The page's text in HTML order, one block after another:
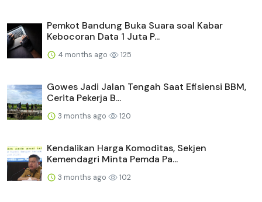
Pemkot Bandung Buka Suara soal Kabar
Kebocoran Data 1 Juta P...
4 months ago 125
Gowes Jadi Jalan Tengah Saat Efisiensi BBM,
Cerita Pekerja B...
3 months ago 120
Kendalikan Harga Komoditas, Sekjen
Kemendagri Minta Pemda Pa...
3 months ago 102